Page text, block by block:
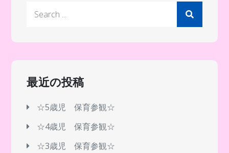
最近の投稿
☆5歳児 保育参観☆
☆4歳児 保育参観☆
☆3歳児 保育参観☆